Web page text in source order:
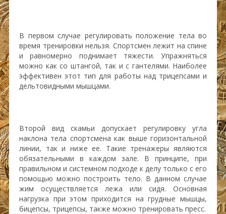
В первом случае регулировать положение тела во
время тренировки нельзя. Спортсмен лежит на спине
и равномерно поднимает тяжести. Упражняться
можно как со штангой, так и с гантелями. Наиболее
эффективен этот тип для работы над трицепсами и
дельтовидными мышцами.
Второй вид скамьи допускает регулировку угла
наклона тела спортсмена как выше горизонтальной
линии, так и ниже ее. Такие тренажеры являются
обязательными в каждом зале. В принципе, при
правильном и системном подходе к делу только с его
помощью можно построить тело. В данном случае
жим осуществляется лежа или сидя. Основная
нагрузка при этом приходится на грудные мышцы,
бицепсы, трицепсы, также можно тренировать пресс.